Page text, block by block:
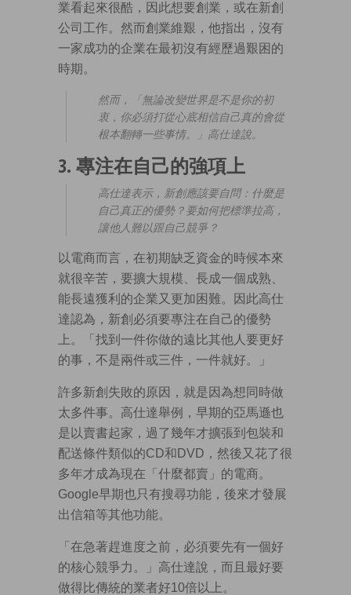
業看起來很酷，因此想要創業，或在新創
公司工作。然而創業維艱，他指出，沒有
一家成功的企業在最初沒有經歷過艱困的
時期。
然而，「無論改變世界是不是你的初
衷，你必須打從心底相信自己真的會從
根本翻轉一些事情。」高仕達說。
3. 專注在自己的強項上
高仕達表示，新創應該要自問：什麼是
自己真正的優勢？要如何把標準拉高，
讓他人難以跟自己競爭？
以電商而言，在初期缺乏資金的時候本來
就很辛苦，要擴大規模、長成一個成熟、
能長遠獲利的企業又更加困難。因此高仕
達認為，新創必須要專注在自己的優勢
上。「找到一件你做的遠比其他人要更好
的事，不是兩件或三件，一件就好。」
許多新創失敗的原因，就是因為想同時做
太多件事。高仕達舉例，早期的亞馬遜也
是以賣書起家，過了幾年才擴張到包裝和
配送條件類似的CD和DVD，然後又花了很
多年才成為現在「什麼都賣」的電商。
Google早期也只有搜尋功能，後來才發展
出信箱等其他功能。
「在急著趕進度之前，必須要先有一個好
的核心競爭力。」高仕達說，而且最好要
做得比傳統的業者好10倍以上。